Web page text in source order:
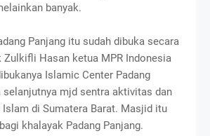
banyak.
Panjang itu sudah dibuka secara
Zulkifli Hasan ketua MPR Indonesia
Islamic Center Padang
selanjutnya mjd sentra aktivitas dan
Islam di Sumatera Barat. Masjid itu
khalayak Padang Panjang.